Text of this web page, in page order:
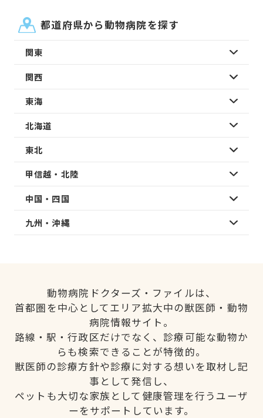
都道府県から動物病院を探す
関東
関西
東海
北海道
東北
甲信越・北陸
中国・四国
九州・沖縄
動物病院ドクターズ・ファイルは、
首都圏を中心としてエリア拡大中の獣医師・動物
病院情報サイト。
路線・駅・行政区だけでなく、診療可能な動物か
らも検索できることが特徴的。
獣医師の診療方針や診療に対する想いを取材し記
事として発信し、
ペットも大切な家族として健康管理を行うユーザ
ーをサポートしています。